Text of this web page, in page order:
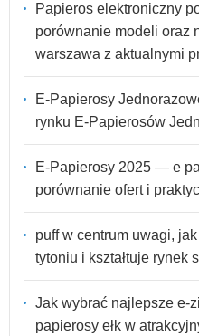
Papieros elektroniczny
porównanie modeli oraz
warszawa z aktualnymi
E-Papierosy
rynku E-Papierosów
E-Papierosy 2025 — e
porównanie ofert i
puff w centrum uwagi,
tytoniu i kształtuje rynek
Jak wybrać najlepsze e-
papierosy ełk w